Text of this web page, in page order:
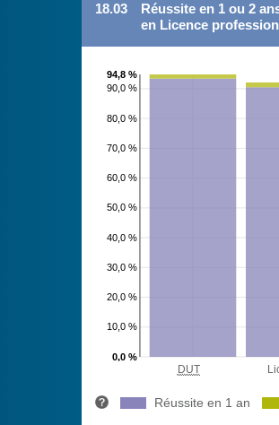
18.03
Réussite en 1 ou 2
en Licence
10,0 %
20,0 %
30,0 %
40,0 %
50,0 %
60,0 %
70,0 %
80,0 %
90,0 %
0,0 %
94,8 %
DUT
Réussite en 1 an